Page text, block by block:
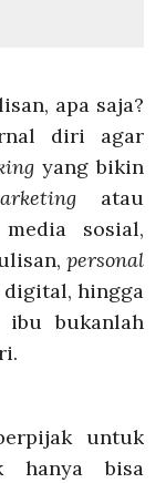
apa saja?
diri agar
yang bikin
atau
sosial,
personal
digital, hingga
ibu bukanlah
untuk
hanya bisa